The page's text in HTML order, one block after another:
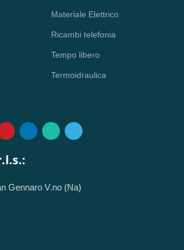
Materiale Elettrico
Ricambi telefonia
Tempo libero
Termoidraulica
Gennaro V.no (Na)